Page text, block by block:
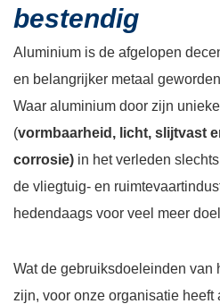
Vacatures
Contact
bestendig
Aluminium is de afgelopen
en belangrijker metaal
Waar aluminium door zijn
(vormbaarheid, licht, slijtvast
corrosie) in het verleden
de vliegtuig- en
hedendaags voor veel meer
Wat de gebruiksdoeleinden van
zijn, voor onze organisatie